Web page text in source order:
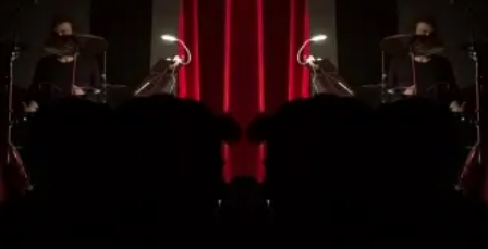
No te pierdas ningún
espectáculo de la
temporada
¡HAZTE CON TU ABONO!